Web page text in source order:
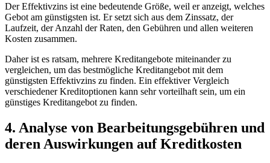
Der Effektivzins ⁢ist eine bedeutende Größe, weil er⁢ anzeigt, welches
Gebot am günstigsten ist. Er setzt⁣ sich‌ aus dem Zinssatz, der​
Laufzeit,⁢ der Anzahl​ der⁣ Raten, den ⁣Gebühren ⁤und allen weiteren
⁣Kosten zusammen.
Daher ist⁣ es ratsam, mehrere ‌Kreditangebote miteinander zu
vergleichen, ​um das bestmögliche Kreditangebot ⁢mit dem
günstigsten Effektivzins zu finden. ⁤Ein ⁤effektiver ⁢Vergleich
verschiedener Kreditoptionen ⁤kann‍ sehr vorteilhaft sein,‍ um ein
günstiges Kreditangebot zu finden.
4. Analyse ⁢von Bearbeitungsgebühren und
deren ‍Auswirkungen auf ⁤Kreditkosten